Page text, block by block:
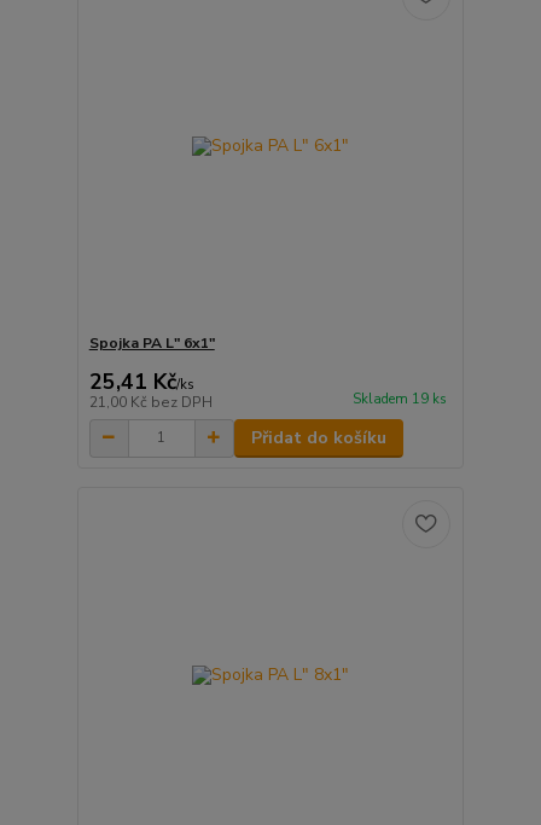
Spojka PA L" 6x1"
25,41 Kč/ks
21,00 Kč bez DPH Skladem 19 ks
Přidat do košíku